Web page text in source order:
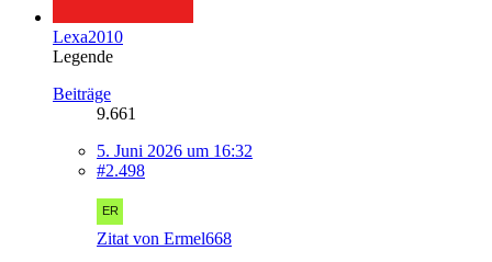
Lexa2010
Legende
Beiträge
9.661
5. Juni 2026 um 16:32
#2.498
Zitat von Ermel668